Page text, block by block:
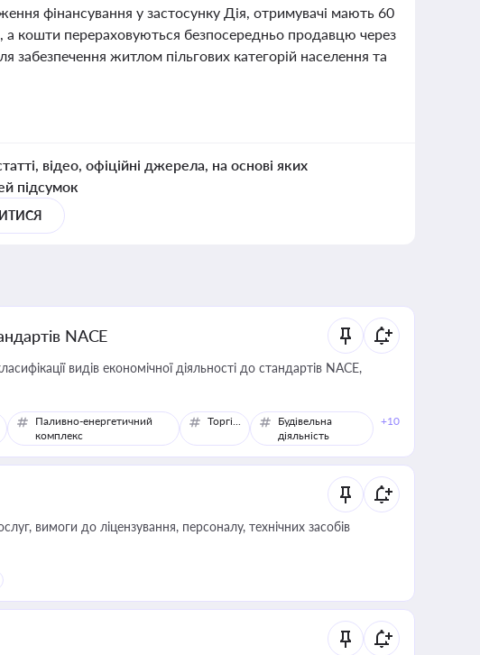
фінансування у застосунку Дія, отримувачі мають 60
а кошти перераховуються безпосередньо продавцю через
забезпечення житлом пільгових категорій населення та
відео, офіційні джерела, на основі яких
підсумок
NACE
видів економічної діяльності до стандартів NACE,
Паливно-енергетичний
комплекс
Торгівля
Будівельна
діяльність
+10
вимоги до ліцензування, персоналу, технічних засобів